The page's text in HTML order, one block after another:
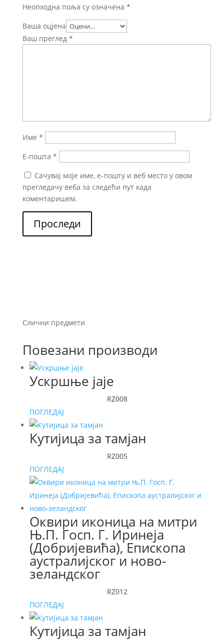
Неопходна поља су означена *
Ваша оцјена
Ваш преглед *
Име *
Е-пошта *
Сачувај моје име, е-пошту и веб место у овом
прегледачу веба за следећи пут када
коментаришем.
Проследи
Слични предмети
Повезани производи
Ускршње јаје
RZ008
ПОГЛЕДАЈ
Кутијица за тамјан
RZ005
ПОГЛЕДАЈ
Оквири иконица на митри
Њ.П. Госп. Г. Иринеја
(Добријевића), Епископа
аустралијског и ново-
зеландског
RZ012
ПОГЛЕДАЈ
Кутијица за тамјан